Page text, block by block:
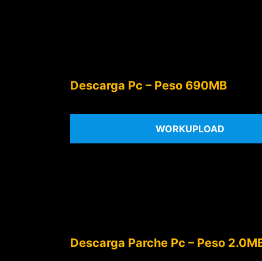
Descarga Pc – Peso 690MB
WORKUPLOAD
Descarga Parche Pc – Peso